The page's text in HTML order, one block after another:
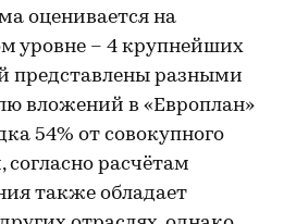
оценивается на
уровне – 4 крупнейших
представлены разными
вложений в «Европлан»
54% от совокупного
расчётам
также обладает